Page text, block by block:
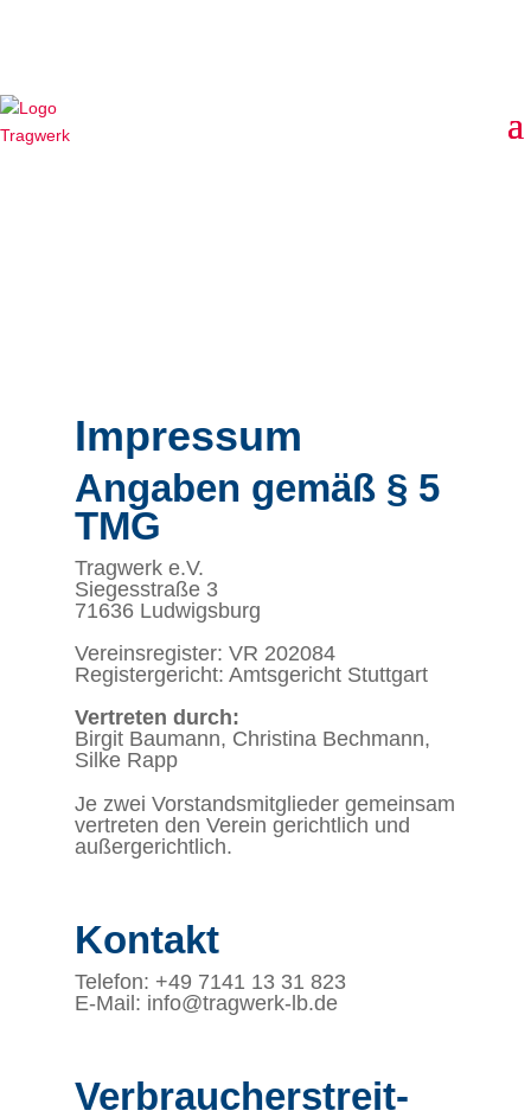
Impressum
Angaben gemäß § 5
TMG
Tragwerk e.V.
Siegesstraße 3
71636 Ludwigsburg
Vereinsregister: VR 202084
Registergericht: Amtsgericht Stuttgart
Vertreten durch:
Birgit Baumann, Christina Bechmann,
Silke Rapp
Je zwei Vorstandsmitglieder gemeinsam
vertreten den Verein gerichtlich und
außergerichtlich.
Kontakt
Telefon: +49 7141 13 31 823
E-Mail: info@tragwerk-lb.de
Verbraucher­streit­